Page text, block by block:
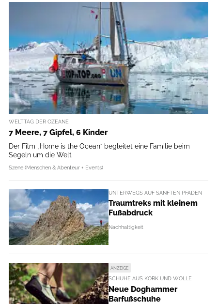
WELTTAG DER OZEANE
7 Meere, 7 Gipfel, 6 Kinder
Der Film „Home is the Ocean“ begleitet eine Familie beim
Segeln um die Welt
Szene (Menschen & Abenteur + Events)
UNTERWEGS AUF SANFTEN PFADEN
Traumtreks mit kleinem
Fußabdruck
Nachhaltigkeit
ANZEIGE
SCHUHE AUS KORK UND WOLLE
Neue Doghammer
Barfußschuhe